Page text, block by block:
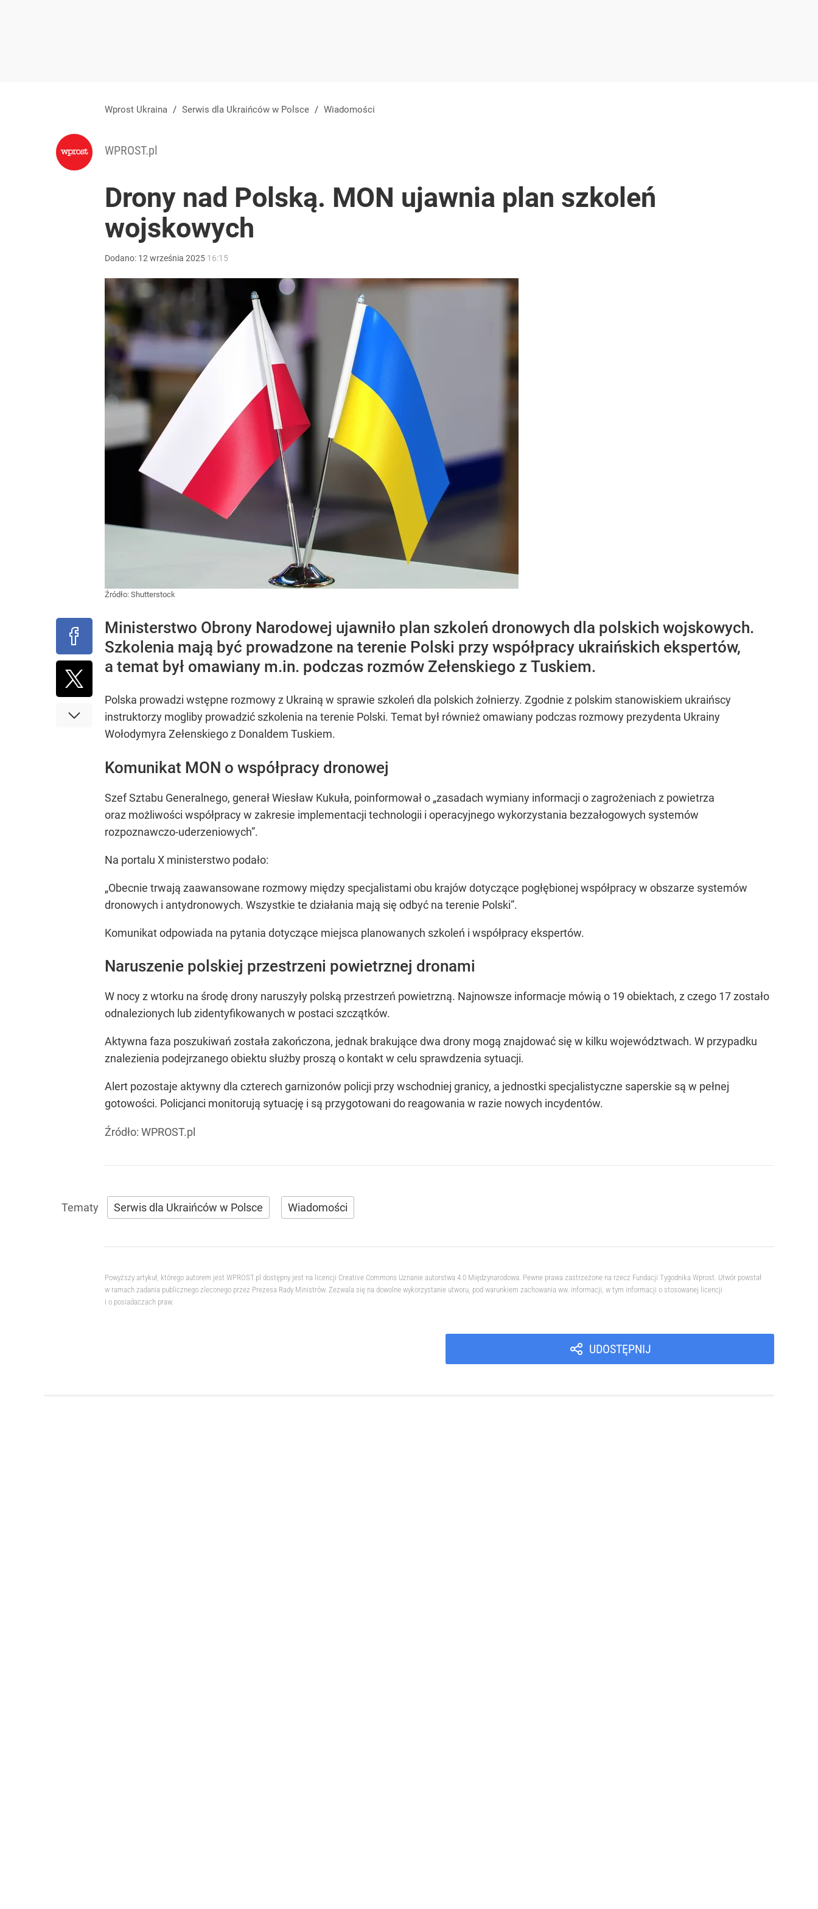
Wprost Ukraina / Serwis dla Ukraińców w Polsce / Wiadomości
WPROST.pl
Drony nad Polską. MON ujawnia plan szkoleń
wojskowych
Dodano: 12 września 2025 16:15
Źródło: Shutterstock
Ministerstwo Obrony Narodowej ujawniło plan szkoleń dronowych dla polskich wojskowych.
Szkolenia mają być prowadzone na terenie Polski przy współpracy ukraińskich ekspertów,
a temat był omawiany m.in. podczas rozmów Zełenskiego z Tuskiem.
Polska prowadzi wstępne rozmowy z Ukrainą w sprawie szkoleń dla polskich żołnierzy. Zgodnie z polskim stanowiskiem ukraińscy
instruktorzy mogliby prowadzić szkolenia na terenie Polski. Temat był również omawiany podczas rozmowy prezydenta Ukrainy
Wołodymyra Zełenskiego z Donaldem Tuskiem.
Komunikat MON o współpracy dronowej
Szef Sztabu Generalnego, generał Wiesław Kukuła, poinformował o „zasadach wymiany informacji o zagrożeniach z powietrza
oraz możliwości współpracy w zakresie implementacji technologii i operacyjnego wykorzystania bezzałogowych systemów
rozpoznawczo-uderzeniowych”.
Na portalu X ministerstwo podało:
„Obecnie trwają zaawansowane rozmowy między specjalistami obu krajów dotyczące pogłębionej współpracy w obszarze systemów
dronowych i antydronowych. Wszystkie te działania mają się odbyć na terenie Polski”.
Komunikat odpowiada na pytania dotyczące miejsca planowanych szkoleń i współpracy ekspertów.
Naruszenie polskiej przestrzeni powietrznej dronami
W nocy z wtorku na środę drony naruszyły polską przestrzeń powietrzną. Najnowsze informacje mówią o 19 obiektach, z czego 17 zostało
odnalezionych lub zidentyfikowanych w postaci szczątków.
Aktywna faza poszukiwań została zakończona, jednak brakujące dwa drony mogą znajdować się w kilku województwach. W przypadku
znalezienia podejrzanego obiektu służby proszą o kontakt w celu sprawdzenia sytuacji.
Alert pozostaje aktywny dla czterech garnizonów policji przy wschodniej granicy, a jednostki specjalistyczne saperskie są w pełnej
gotowości. Policjanci monitorują sytuację i są przygotowani do reagowania w razie nowych incydentów.
Źródło: WPROST.pl
Serwis dla Ukraińców w Polsce Wiadomości
Powyższy artykuł, którego autorem jest WPROST.pl dostępny jest na licencji Creative Commons Uznanie autorstwa 4.0 Międzynarodowa. Pewne prawa zastrzeżone na rzecz Fundacji Tygodnika Wprost. Utwór powstał
w ramach zadania publicznego zleconego przez Prezesa Rady Ministrów. Zezwala się na dowolne wykorzystanie utworu, pod warunkiem zachowania ww. informacji, w tym informacji o stosowanej licencji
i o posiadaczach praw.
UDOSTĘPNIJ